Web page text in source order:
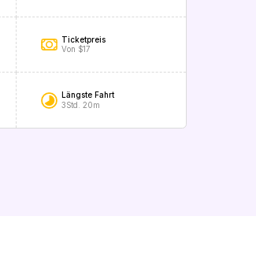
Ticketpreis
Von $17
Längste Fahrt
3Std. 20m